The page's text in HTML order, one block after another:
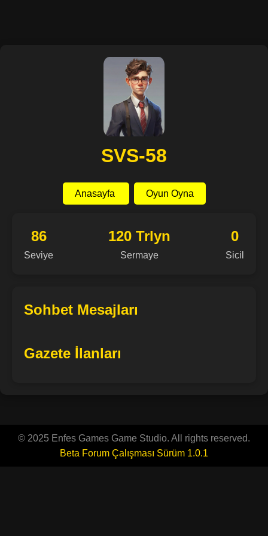
SVS-58
Anasayfa Oyun Oyna
86
Seviye
120 Trlyn
Sermaye
0
Sicil
Sohbet Mesajları
Gazete İlanları
© 2025 Enfes Games Game Studio. All rights reserved.
Beta Forum Çalışması Sürüm 1.0.1